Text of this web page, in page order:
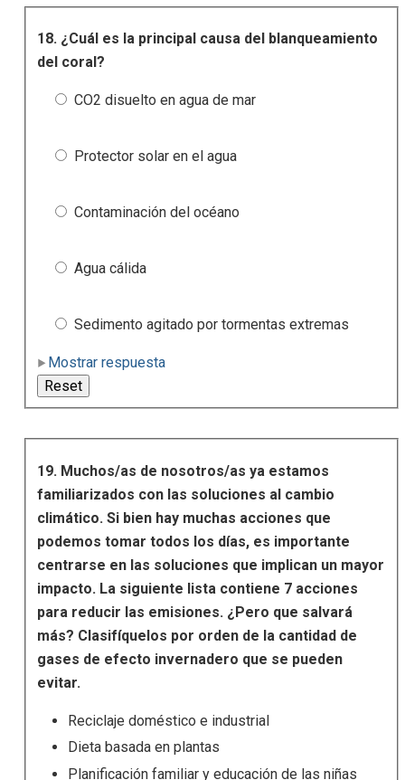
18. ¿Cuál es la principal causa del blanqueamiento
del coral?
CO2 disuelto en agua de mar
Protector solar en el agua
Contaminación del océano
Agua cálida
Sedimento agitado por tormentas extremas
Mostrar respuesta
19. Muchos/as de nosotros/as ya estamos
familiarizados con las soluciones al cambio
climático. Si bien hay muchas acciones que
podemos tomar todos los días, es importante
centrarse en las soluciones que implican un mayor
impacto. La siguiente lista contiene 7 acciones
para reducir las emisiones. ¿Pero que salvará
más? Clasifíquelos por orden de la cantidad de
gases de efecto invernadero que se pueden
evitar.
Reciclaje doméstico e industrial
Dieta basada en plantas
Planificación familiar y educación de las niñas